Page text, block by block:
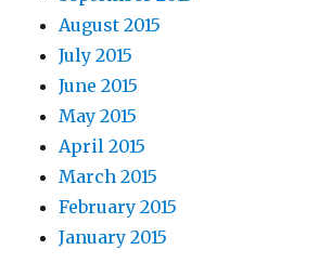
August 2015
July 2015
June 2015
May 2015
April 2015
March 2015
February 2015
January 2015